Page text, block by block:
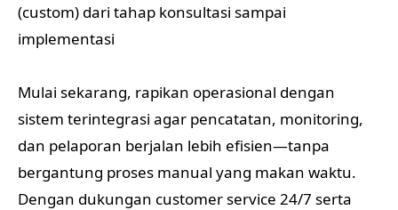
(custom) dari tahap konsultasi sampai
implementasi
Mulai sekarang, rapikan operasional dengan
sistem terintegrasi agar pencatatan, monitoring,
dan pelaporan berjalan lebih efisien—tanpa
bergantung proses manual yang makan waktu.
Dengan dukungan customer service 24/7 serta